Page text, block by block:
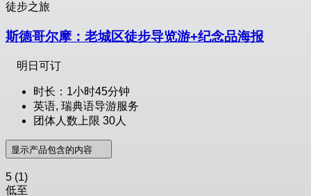
徒步之旅
斯德哥尔摩：老城区徒步导览游+纪念品海报
明日可订
时长：1小时45分钟
英语, 瑞典语导游服务
团体人数上限 30人
显示产品包含的内容
5 (1)
低至